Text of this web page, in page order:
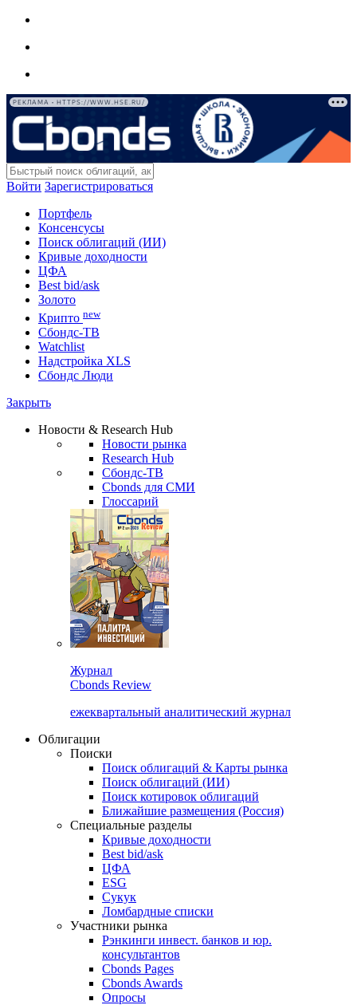
РЕКЛАМА • HTTPS://WWW.HSE.RU/
Войти Зарегистрироваться
Портфель
Консенсусы
Поиск облигаций (ИИ)
Кривые доходности
ЦФА
Best bid/ask
Золото
Крипто new
Сбондс-ТВ
Watchlist
Надстройка XLS
Сбондс Люди
Закрыть
Новости & Research Hub
Новости рынка
Research Hub
Сбондс-ТВ
Cbonds для СМИ
Глоссарий
Журнал
Cbonds Review
ежеквартальный аналитический журнал
Облигации
Поиски
Поиск облигаций & Карты рынка
Поиск облигаций (ИИ)
Поиск котировок облигаций
Ближайшие размещения (Россия)
Специальные разделы
Кривые доходности
Best bid/ask
ЦФА
ESG
Сукук
Ломбардные списки
Участники рынка
Рэнкинги инвест. банков и юр.
консультантов
Cbonds Pages
Cbonds Awards
Опросы